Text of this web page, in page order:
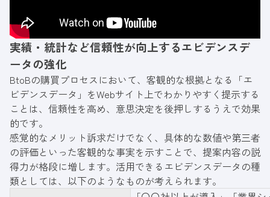
実績・統計など信頼性が向上するエビデンスデ
ータの強化
BtoBの購買プロセスにおいて、客観的な根拠となる「エ
ビデンスデータ」をWebサイト上でわかりやすく提示する
ことは、信頼性を高め、意思決定を後押しするうえで効果
的です。
感覚的なメリット訴求だけでなく、具体的な数値や第三者
の評価といった客観的な事実を示すことで、提案内容の説
得力が格段に増します。活用できるエビデンスデータの種
類としては、以下のようなものが考えられます。